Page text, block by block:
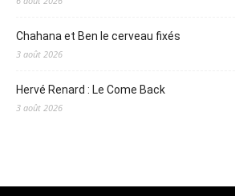
Chahana et Ben le cerveau fixés
3 août 2026
Hervé Renard : Le Come Back
3 août 2026